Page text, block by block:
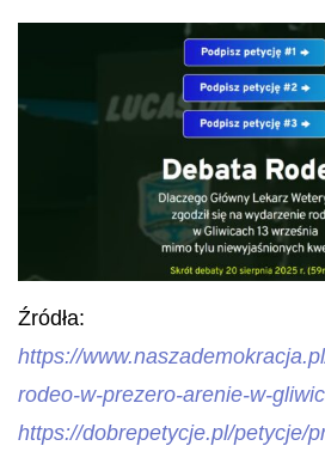
Źródła:
https://
rodeo-w-prezero-arenie-w-
https://dobrepetycje.pl/petycje/